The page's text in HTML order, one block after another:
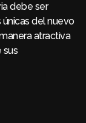
debe ser
del nuevo
atractiva
sus